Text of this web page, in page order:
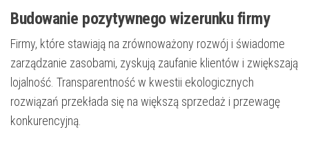
Budowanie pozytywnego wizerunku firmy
Firmy, które stawiają na zrównoważony rozwój i świadome
zarządzanie zasobami, zyskują zaufanie klientów i zwiększają
lojalność. Transparentność w kwestii ekologicznych
rozwiązań przekłada się na większą sprzedaż i przewagę
konkurencyjną.